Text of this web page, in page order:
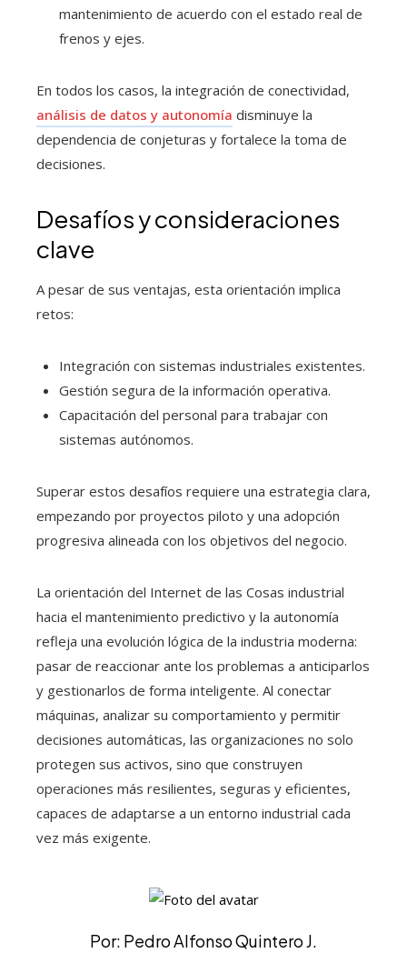
mantenimiento de acuerdo con el estado real de
frenos y ejes.
En todos los casos, la integración de conectividad,
análisis de datos y autonomía disminuye la
dependencia de conjeturas y fortalece la toma de
decisiones.
Desafíos y consideraciones
clave
A pesar de sus ventajas, esta orientación implica
retos:
Integración con sistemas industriales existentes.
Gestión segura de la información operativa.
Capacitación del personal para trabajar con
sistemas autónomos.
Superar estos desafíos requiere una estrategia clara,
empezando por proyectos piloto y una adopción
progresiva alineada con los objetivos del negocio.
La orientación del Internet de las Cosas industrial
hacia el mantenimiento predictivo y la autonomía
refleja una evolución lógica de la industria moderna:
pasar de reaccionar ante los problemas a anticiparlos
y gestionarlos de forma inteligente. Al conectar
máquinas, analizar su comportamiento y permitir
decisiones automáticas, las organizaciones no solo
protegen sus activos, sino que construyen
operaciones más resilientes, seguras y eficientes,
capaces de adaptarse a un entorno industrial cada
vez más exigente.
Por: Pedro Alfonso Quintero J.